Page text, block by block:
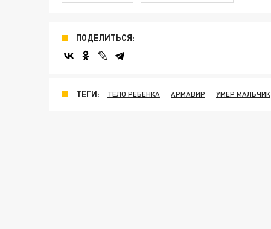
ПОДЕЛИТЬСЯ:
ТЕГИ: ТЕЛО РЕБЕНКА АРМАВИР УМЕР МАЛЬЧИК